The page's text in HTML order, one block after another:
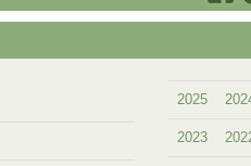
2025
2023